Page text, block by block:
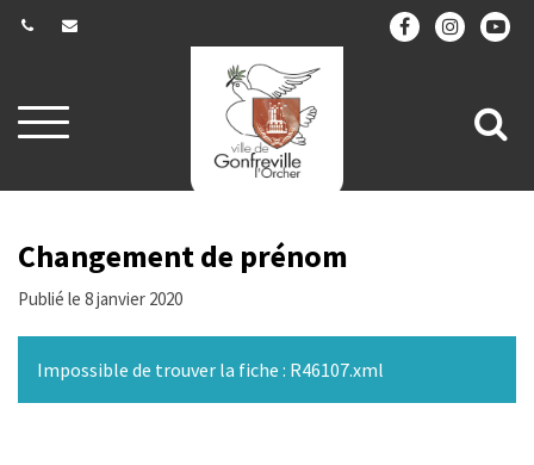
Aller
à
navigation
à
Changement de prénom
Publié le 8 janvier 2020
Impossible de trouver la fiche : R46107.xml